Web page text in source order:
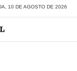
10 DE AGOSTO DE 2026